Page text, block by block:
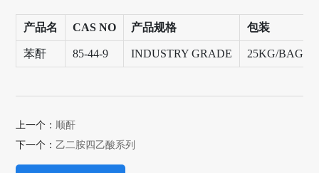
产品名 CAS NO 产品规格 包装
苯酐 85-44-9 INDUSTRY GRADE 25KG/
上一个： 顺酐
下一个： 乙二胺四乙酸系列